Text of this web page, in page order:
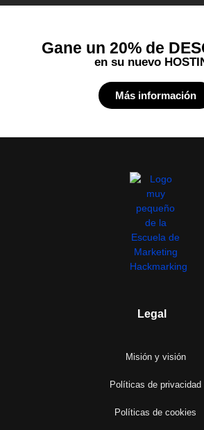
Gane un 20% de
en su nuevo
Más información
Legal
Misión y visión
Políticas de privacidad
Políticas de cookies